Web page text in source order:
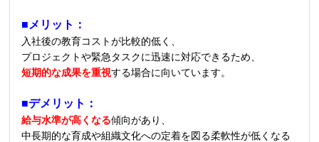
■メリット：
入社後の教育コストが比較的低く、
プロジェクトや緊急タスクに迅速に対応できるため、
短期的な成果を重視する場合に向いています。
■デメリット：
給与水準が高くなる傾向があり、
中長期的な育成や組織文化への定着を図る柔軟性が低くなる